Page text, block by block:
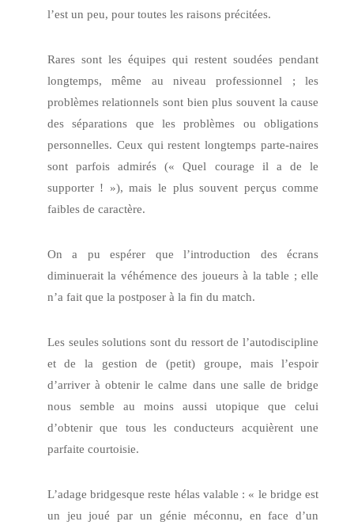
l’est un peu, pour toutes les raisons précitées.
Rares sont les équipes qui restent soudées pendant
longtemps, même au niveau professionnel ; les
problèmes relationnels sont bien plus souvent la cause
des séparations que les problèmes ou obligations
personnelles. Ceux qui restent longtemps parte-naires
sont parfois admirés (« Quel courage il a de le
supporter ! »), mais le plus souvent perçus comme
faibles de caractère.
On a pu espérer que l’introduction des écrans
diminuerait la véhémence des joueurs à la table ; elle
n’a fait que la postposer à la fin du match.
Les seules solutions sont du ressort de l’autodiscipline
et de la gestion de (petit) groupe, mais l’espoir
d’arriver à obtenir le calme dans une salle de bridge
nous semble au moins aussi utopique que celui
d’obtenir que tous les conducteurs acquièrent une
parfaite courtoisie.
L’adage bridgesque reste hélas valable : « le bridge est
un jeu joué par un génie méconnu, en face d’un